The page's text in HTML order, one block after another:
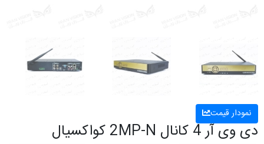
نمودار قیمت
دی وی آر‌ 4 کانال 2MP-N کواکسیال